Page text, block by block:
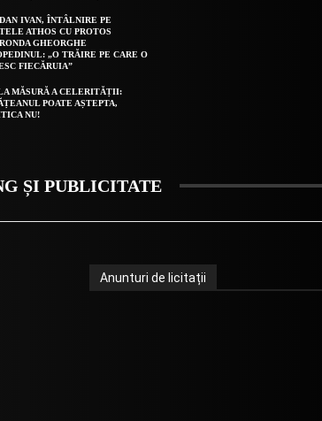
IVAN, ÎNTÂLNIRE PE
ATHOS CU PROTOS
GHEORGHE
„O TRĂIRE PE CARE O
FIECĂRUIA”
MĂSURĂ A CELERITĂȚII:
POATE AȘTEPTA,
NU!
ȘI PUBLICITATE
Anunturi de licitații